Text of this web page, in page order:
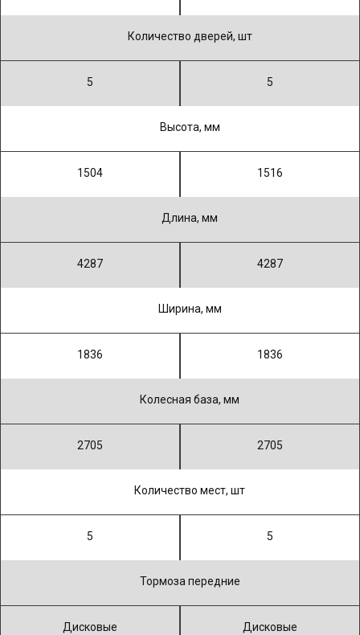
Количество дверей, шт
5 5
Высота, мм
1504 1516
Длина, мм
4287 4287
Ширина, мм
1836 1836
Колесная база, мм
2705 2705
Количество мест, шт
5 5
Тормоза передние
Дисковые Дисковые